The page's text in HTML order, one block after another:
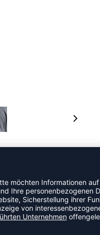
sehr dehnbar ist und
kurze Ärmel und,